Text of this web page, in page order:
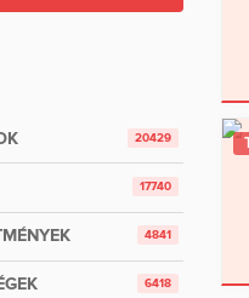
20429
17740
4841
6418